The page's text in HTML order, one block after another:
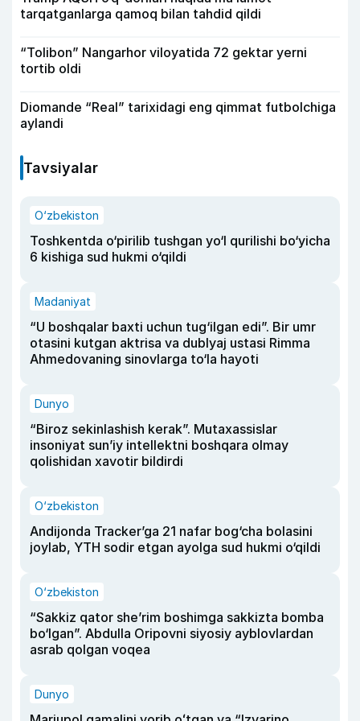
tarqatganlarga qamoq bilan tahdid qildi
“Tolibon” Nangarhor viloyatida 72 gektar yerni
tortib oldi
Diomande “Real” tarixidagi eng qimmat futbolchiga
aylandi
Tavsiyalar
O‘zbekiston
Toshkentda o‘pirilib tushgan yo‘l qurilishi bo‘yicha
6 kishiga sud hukmi o‘qildi
Madaniyat
“U boshqalar baxti uchun tug‘ilgan edi”. Bir umr
otasini kutgan aktrisa va dublyaj ustasi Rimma
Ahmedovaning sinovlarga to‘la hayoti
Dunyo
“Biroz sekinlashish kerak”. Mutaxassislar
insoniyat sun’iy intellektni boshqara olmay
qolishidan xavotir bildirdi
O‘zbekiston
Andijonda Tracker’ga 21 nafar bog‘cha bolasini
joylab, YTH sodir etgan ayolga sud hukmi o‘qildi
O‘zbekiston
“Sakkiz qator she’rim boshimga sakkizta bomba
bo‘lgan”. Abdulla Oripovni siyosiy ayblovlardan
asrab qolgan voqea
Dunyo